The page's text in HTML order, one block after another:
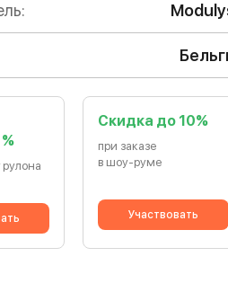
рулона
Cкидка до 10%
при заказе
в шоу-руме
Участвовать